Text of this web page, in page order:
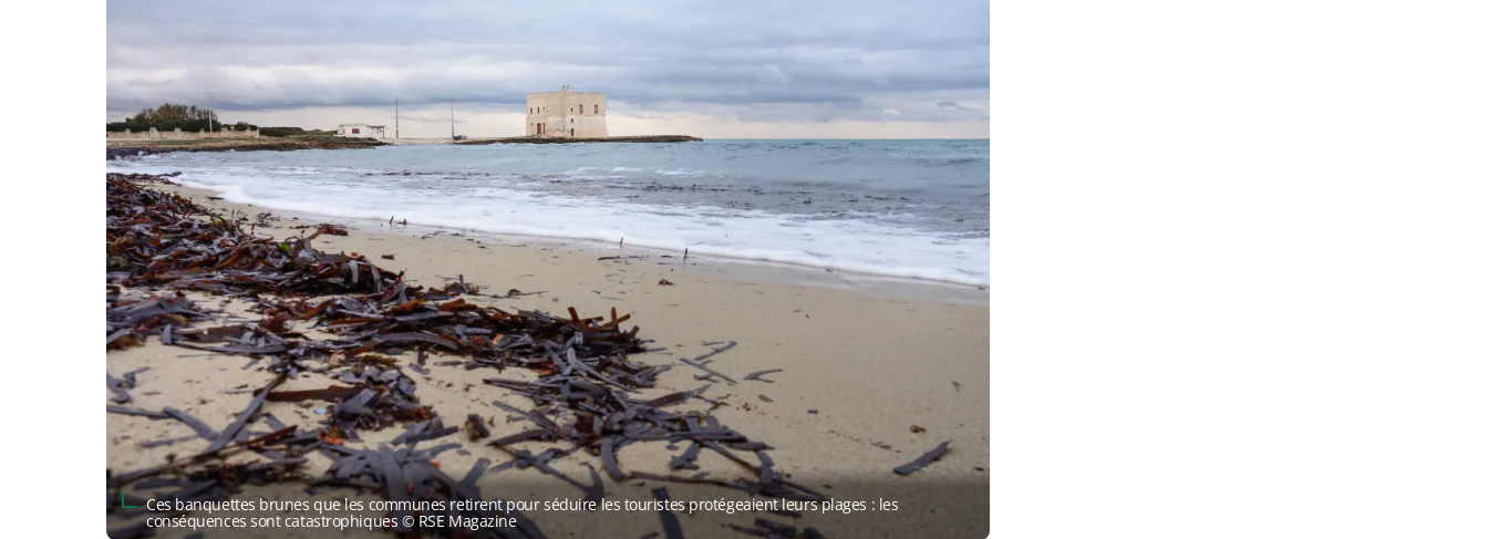
Ces banquettes brunes que les communes retirent pour séduire les touristes protégeaient leurs plages : les
conséquences sont catastrophiques © RSE Magazine